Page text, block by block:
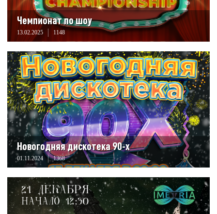
Чемпионат по шоу
13.02.2025 1148
Новогодняя дискотека 90-х
01.11.2024 1368